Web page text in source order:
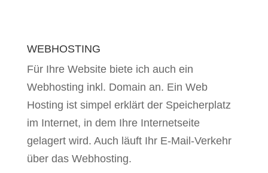
WEBHOSTING
Für Ihre Website biete ich auch ein
Webhosting inkl. Domain an. Ein Web
Hosting ist simpel erklärt der Speicherplatz
im Internet, in dem Ihre Internetseite
gelagert wird. Auch läuft Ihr E-Mail-Verkehr
über das Webhosting.